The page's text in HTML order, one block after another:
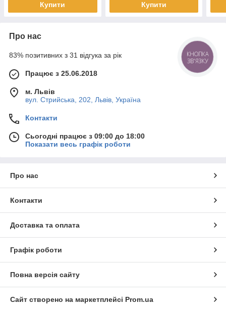
Купити Купити
Про нас
83% позитивних з 31 відгука за рік
Працює з 25.06.2018
м. Львів
вул. Стрийська, 202, Львів, Україна
Контакти
Сьогодні працює з 09:00 до 18:00
Показати весь графік роботи
Про нас
Контакти
Доставка та оплата
Графік роботи
Повна версія сайту
Сайт створено на маркетплейсі Prom.ua
КНОПКА
ЗВ'ЯЗКУ